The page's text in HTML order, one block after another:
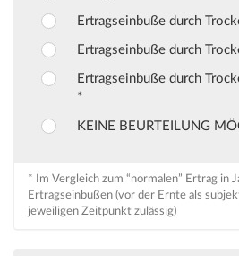
Ertragseinbuße durch
Ertragseinbuße durch
Ertragseinbuße durch
*
KEINE BEURTEILUNG
* Im Vergleich zum “normalen” Ertrag in
Ertragseinbußen (vor der Ernte als
jeweiligen Zeitpunkt zulässig)